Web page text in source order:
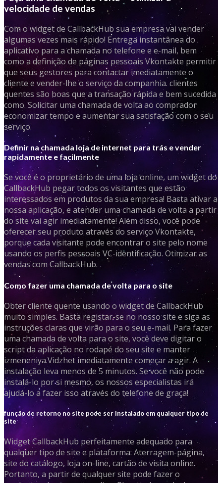
velocidade de vendas
Com o widget de CallbackHub sua empresa vai vender
algumas vezes mais rápido! Entrega instantânea do
aplicativo para a chamada no telefone e e-mail, bem
como a definição de páginas pessoais Vkontakte permitir
que seus gestores para contactar imediatamente o
cliente e vender-lhe o serviço da companhia. clientes
quentes são boas que a transação rápida e bem sucedida
como. Solicitar uma chamada de volta ao comprador
economizar tempo e aumentar sua satisfação com o seu
serviço.
Definir na chamada loja de internet para trás e vender
rapidamente e facilmente
Se você é o proprietário de uma loja online, um widget do
CallbackHub pegar todos os visitantes que estão
interessados ​​em produtos da sua empresa! Basta ativar a
nossa aplicação, e atender uma chamada de volta a partir
do site vai agir imediatamente! Além disso, você pode
oferecer seu produto através do serviço Vkontakte,
porque cada visitante pode encontrar o site pelo nome
usando os perfis pessoais VC-identificação. Otimizar as
vendas com CallbackHub.
Como fazer uma chamada de volta para o site
Obter cliente quente usando o widget de CallbackHub
muito simples. Basta registar-se no nosso site e siga as
instruções claras que virão para o seu e-mail. Para fazer
uma chamada de volta para o site, você deve digitar o
script da aplicação no rodapé do seu site e manter
izmeneniya.Vidzhet imediatamente começar a agir. A
instalação leva menos de 5 minutos. Se você não pode
instalá-lo por si mesmo, os nossos especialistas irá
ajudá-lo a fazer isso através do telefone de graça!
função de retorno no site pode ser instalado em qualquer tipo de
site
Widget CallbackHub perfeitamente adequado para
qualquer tipo de site e plataforma: Aterragem-página,
site do catálogo, loja on-line, cartão de visita online.
Portanto, a partir de qualquer site pode fazer o